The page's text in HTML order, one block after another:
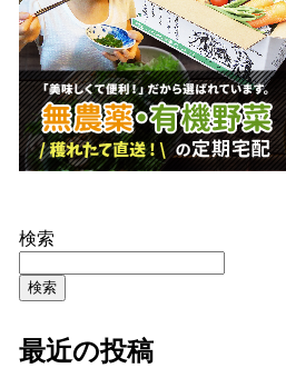
検索
検索
最近の投稿